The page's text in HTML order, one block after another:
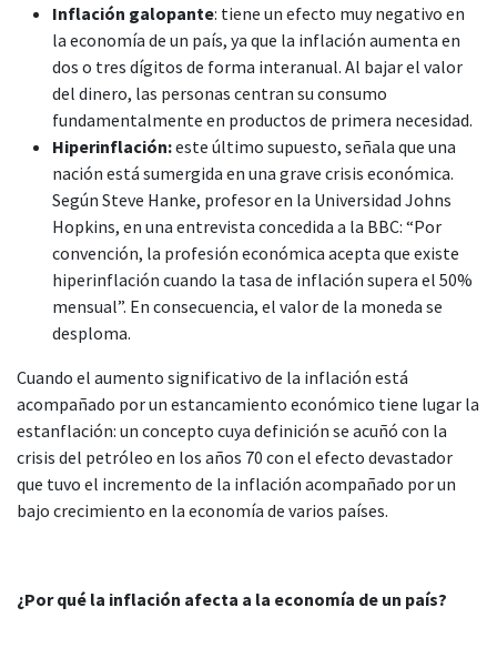
Inflación galopante: tiene un efecto muy negativo en
la economía de un país, ya que la inflación aumenta en
dos o tres dígitos de forma interanual. Al bajar el valor
del dinero, las personas centran su consumo
fundamentalmente en productos de primera necesidad.
Hiperinflación:este último supuesto, señala que una
nación está sumergida en una grave crisis económica.
Según Steve Hanke, profesor en la Universidad Johns
Hopkins, en una entrevista concedida a la BBC: “Por
convención, la profesión económica acepta que existe
hiperinflación cuando la tasa de inflación supera el 50%
mensual”. En consecuencia, el valor de la moneda se
desploma.
Cuando el aumento significativo de la inflación está
acompañado por un estancamiento económico tiene lugar la
estanflación: un concepto cuya definición se acuñó con la
crisis del petróleo en los años 70 con el efecto devastador
que tuvo el incremento de la inflación acompañado por un
bajo crecimiento en la economía de varios países.
¿Por qué la inflación afecta a la economía de un país?